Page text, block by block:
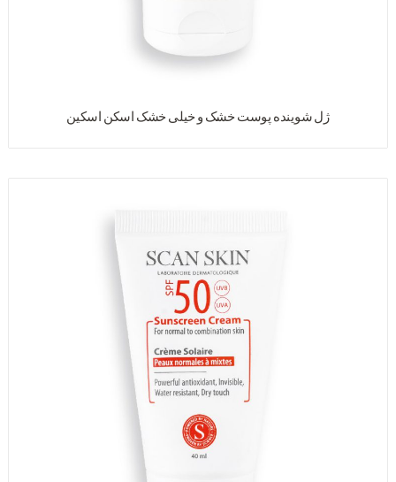
ژل شوینده پوست خشک و خیلى خشک اسکن اسکین